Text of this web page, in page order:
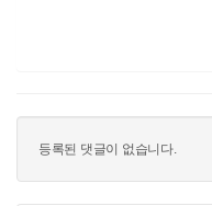
등록된 댓글이 없습니다.